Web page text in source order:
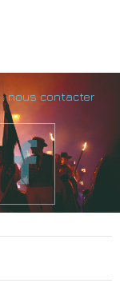
: nous contacter